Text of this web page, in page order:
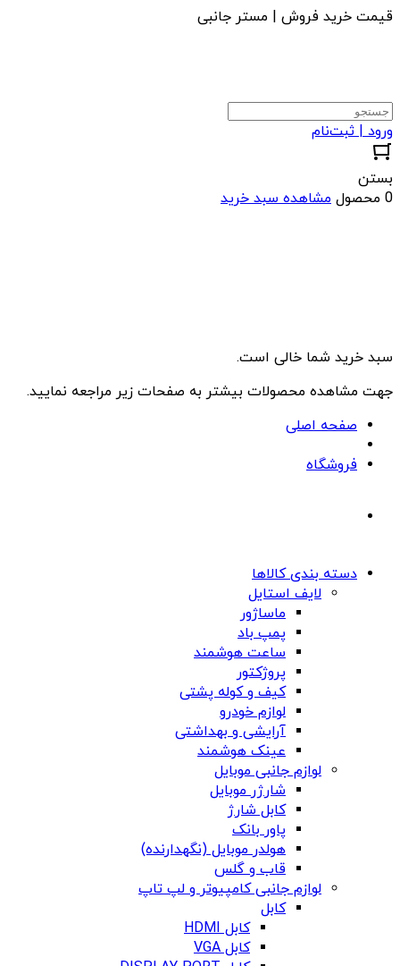
قیمت خرید فروش | مستر جانبی
ورود | ثبت‌نام
بستن
0 محصول
مشاهده سبد خرید
سبد خرید شما خالی است.
جهت مشاهده محصولات بیشتر به صفحات زیر مراجعه نمایید.
صفحه اصلی
فروشگاه
دسته بندی کالاها
لایف استایل
ماساژور
پمپ باد
ساعت هوشمند
پروژکتور
کیف و کوله پشتی
لوازم خودرو
آرایشی و بهداشتی
عینک هوشمند
لوازم جانبی موبایل
شارژر موبایل
کابل شارژ
پاور بانک
هولدر موبایل (نگهدارنده)
قاب و گلس
لوازم جانبی کامپیوتر و لپ تاپ
کابل
کابل HDMI
کابل VGA